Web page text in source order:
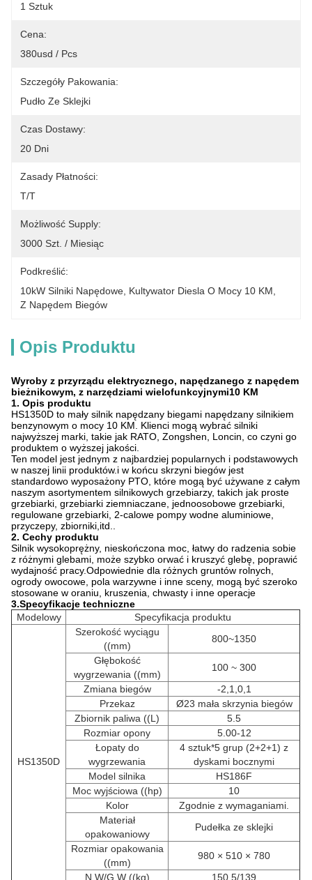
1 Sztuk
Cena:
380usd / Pcs
Szczegóły Pakowania:
Pudło Ze Sklejki
Czas Dostawy:
20 Dni
Zasady Płatności:
T/T
Możliwość Supply:
3000 Szt. / Miesiąc
Podkreślić:
10kW Silniki Napędowe Kultywator Diesla O Mocy 10 KM
Z Napędem Biegów
Opis Produktu
Wyroby z przyrządu elektrycznego, napędzanego z napędem
bieżnikowym, z narzędziami wielofunkcyjnymi10 KM
1. Opis produktu
HS1350D to mały silnik napędzany biegami napędzany silnikiem
benzynowym o mocy 10 KM. Klienci mogą wybrać silniki
najwyższej marki, takie jak RATO, Zongshen, Loncin, co czyni go
produktem o wyższej jakości.
Ten model jest jednym z najbardziej popularnych i podstawowych
w naszej linii produktów.i w końcu skrzyni biegów jest
standardowo wyposażony PTO, które mogą być używane z całym
naszym asortymentem silnikowych grzebiarzy, takich jak proste
grzebiarki, grzebiarki ziemniaczane, jednoosobowe grzebiarki,
regulowane grzebiarki, 2-calowe pompy wodne aluminiowe,
przyczepy, zbiorniki,itd..
2. Cechy produktu
Silnik wysokoprężny, nieskończona moc, łatwy do radzenia sobie
z różnymi glebami, może szybko orwać i kruszyć glebę, poprawić
wydajność pracy.Odpowiednie dla różnych gruntów rolnych,
ogrody owocowe, pola warzywne i inne sceny, mogą być szeroko
stosowane w oraniu, kruszenia, chwasty i inne operacje
3.Specyfikacje techniczne
Modelowy
Specyfikacja produktu
HS1350D
Szerokość wyciągu
((mm)
800~1350
Głębokość
wygrzewania ((mm)
100 ~ 300
Zmiana biegów
-2,1,0,1
Przekaz
Ø23 mała skrzynia biegów
Zbiornik paliwa ((L)
5.5
Rozmiar opony
5.00-12
Łopaty do
wygrzewania
4 sztuk*5 grup (2+2+1) z
dyskami bocznymi
Model silnika
HS186F
Moc wyjściowa ((hp)
10
Kolor
Zgodnie z wymaganiami.
Materiał
opakowaniowy
Pudełka ze sklejki
Rozmiar opakowania
((mm)
980 × 510 × 780
N.W/G.W ((kg)
150.5/139